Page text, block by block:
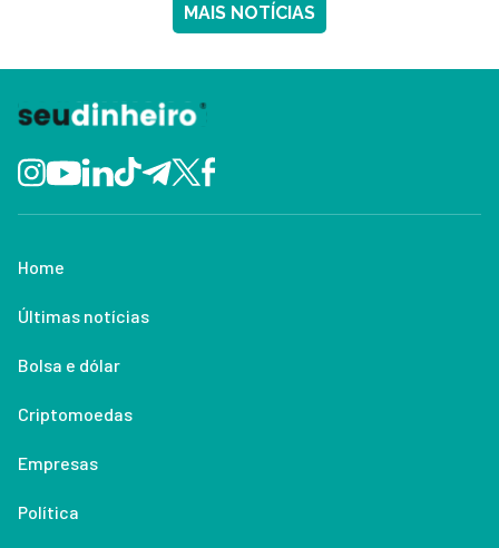
MAIS NOTÍCIAS
Home
Últimas notícias
Bolsa e dólar
Criptomoedas
Empresas
Política